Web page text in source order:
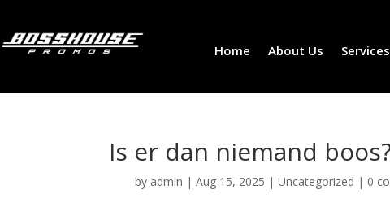
Home About Us Services
Is er dan niemand
by admin |Aug 15, 2025 |Uncategorized | 0